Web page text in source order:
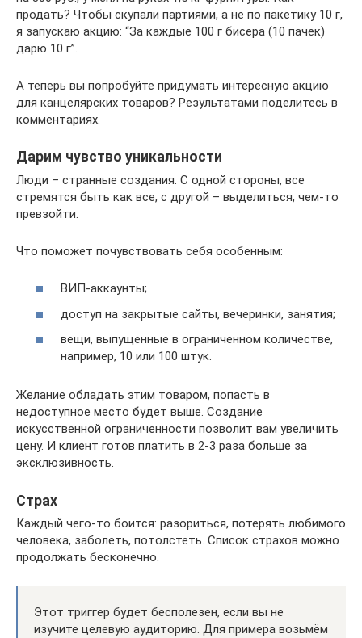
продать? Чтобы скупали партиями, а не по пакетику 10 г,
я запускаю акцию: “За каждые 100 г бисера (10 пачек)
дарю 10 г”.
А теперь вы попробуйте придумать интересную акцию
для канцелярских товаров? Результатами поделитесь в
комментариях.
Дарим чувство уникальности
Люди – странные создания. С одной стороны, все
стремятся быть как все, с другой – выделиться, чем-то
превзойти.
Что поможет почувствовать себя особенным:
ВИП-аккаунты;
доступ на закрытые сайты, вечеринки, занятия;
вещи, выпущенные в ограниченном количестве,
например, 10 или 100 штук.
Желание обладать этим товаром, попасть в
недоступное место будет выше. Создание
искусственной ограниченности позволит вам увеличить
цену. И клиент готов платить в 2-3 раза больше за
эксклюзивность.
Страх
Каждый чего-то боится: разориться, потерять любимого
человека, заболеть, потолстеть. Список страхов можно
продолжать бесконечно.
Этот триггер будет бесполезен, если вы не
изучите целевую аудиторию. Для примера возьмём